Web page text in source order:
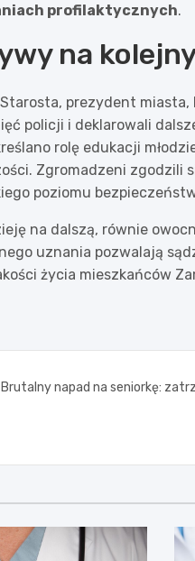
profilaktycznych.
na
prezydent
policji i deklarowali
rolę edukacji
Zgromadzeni zgodzili
poziomu
na dalszą, równie
uznania pozwalają
życia mieszkańców
Brutalny napad na seniorkę: